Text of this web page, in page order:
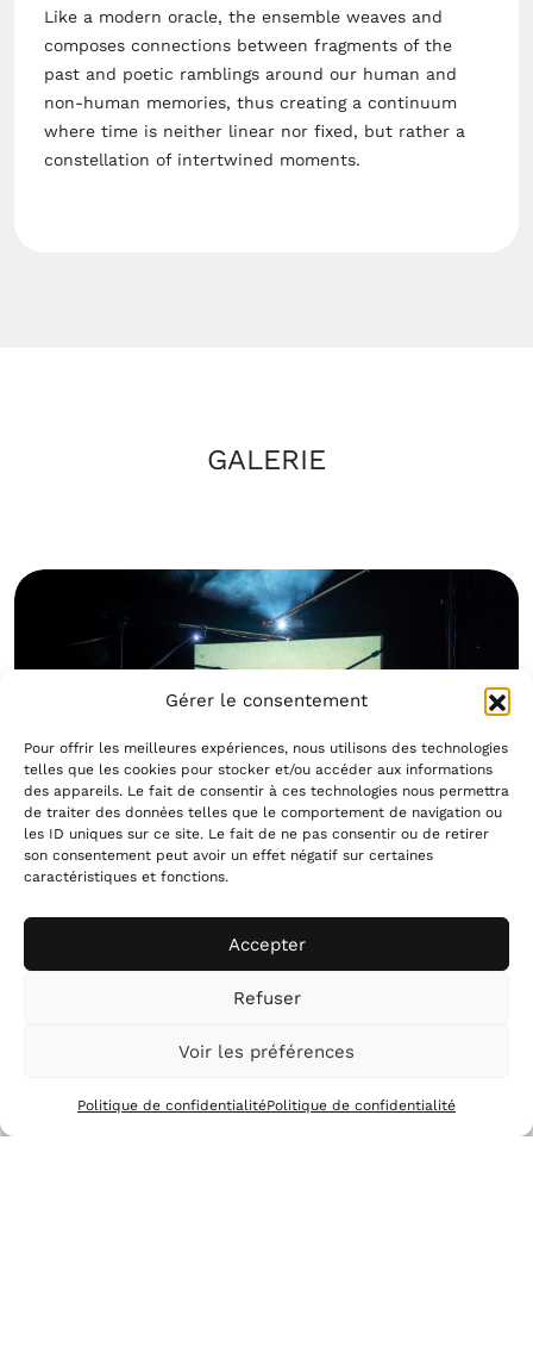
Gérer le consentement
Pour offrir les meilleures expériences, nous utilisons des technologies
telles que les cookies pour stocker et/ou accéder aux informations
des appareils. Le fait de consentir à ces technologies nous permettra
de traiter des données telles que le comportement de navigation ou
les ID uniques sur ce site. Le fait de ne pas consentir ou de retirer
son consentement peut avoir un effet négatif sur certaines
caractéristiques et fonctions.
Accepter
Refuser
Voir les préférences
Politique de confidentialitéPolitique de confidentialité
Like a modern oracle, the ensemble weaves and
composes connections between fragments of the
past and poetic ramblings around our human and
non-human memories, thus creating a continuum
where time is neither linear nor fixed, but rather a
constellation of intertwined moments.
GALERIE
1/8
L'ARTISTE